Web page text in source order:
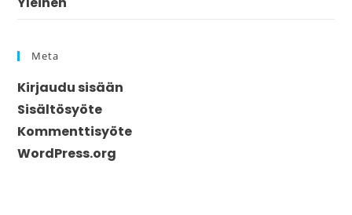
Meta
Kirjaudu sisään
Sisältösyöte
Kommenttisyöte
WordPress.org